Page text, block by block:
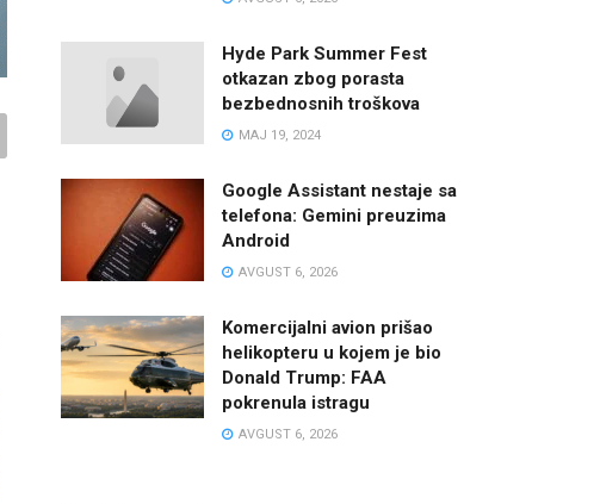
Hyde Park Summer Fest
otkazan zbog porasta
bezbednosnih troškova
MAJ 19, 2024
Google Assistant nestaje sa
telefona: Gemini preuzima
Android
AVGUST 6, 2026
Komercijalni avion prišao
helikopteru u kojem je bio
Donald Trump: FAA
pokrenula istragu
AVGUST 6, 2026